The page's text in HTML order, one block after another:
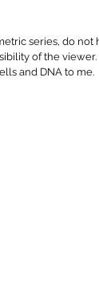
series, do not
of the viewer.
and DNA to me.